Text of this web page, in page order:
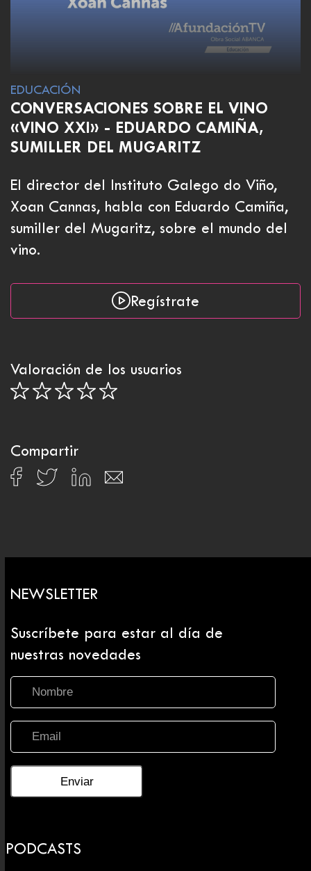
EDUCACIÓN
CONVERSACIONES SOBRE EL VINO
«VINO XXI» - EDUARDO CAMIÑA,
SUMILLER DEL MUGARITZ
El director del Instituto Galego do Viño,
Xoan Cannas, habla con Eduardo Camiña,
sumiller del Mugaritz, sobre el mundo del
vino.
Regístrate
Valoración de los usuarios
Compartir
NEWSLETTER
Suscríbete para estar al día de
nuestras novedades
PODCASTS